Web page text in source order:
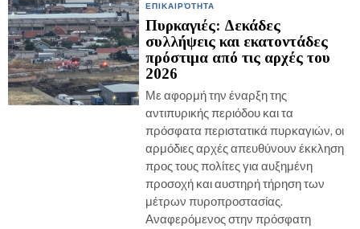
ΕΠΙΚΑΙΡΌΤΗΤΑ
Πυρκαγιές: Δεκάδες
συλλήψεις και εκατοντάδες
πρόστιμα από τις αρχές του
2026
Με αφορμή την έναρξη της
αντιπυρικής περιόδου και τα
πρόσφατα περιστατικά πυρκαγιών, οι
αρμόδιες αρχές απευθύνουν έκκληση
προς τους πολίτες για αυξημένη
προσοχή και αυστηρή τήρηση των
μέτρων πυροπροστασίας.
Αναφερόμενος στην πρόσφατη